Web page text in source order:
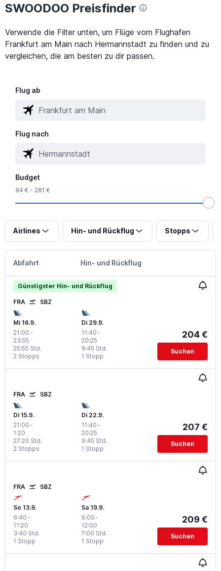
SWOODOO Preisfinder
Verwende die Filter unten, um Flüge vom Flughafen
Frankfurt am Main nach Hermannstadt zu finden und zu
vergleichen, die am besten zu dir passen.
Flug ab
Flug nach
Budget
94 € - 281 €
Airlines Hin- und Rückflug Stopps
Abfahrt Hin- und Rückflug
Günstigster Hin- und Rückflug
FRA SBZ
Mi 16.9.
21:00 -
23:55
2 Stopps
25:55 Std.
Di 29.9.
11:40 -
20:25
1 Stopp
9:45 Std.
204 €
Suchen
FRA SBZ
Di 15.9.
21:00 -
1:20
2 Stopps
27:20 Std.
Di 22.9.
11:40 -
20:25
1 Stopp
9:45 Std.
207 €
Suchen
FRA SBZ
So 13.9.
6:40 -
11:20
1 Stopp
3:40 Std.
Sa 19.9.
6:00 -
12:00
1 Stopp
7:00 Std.
209 €
Suchen